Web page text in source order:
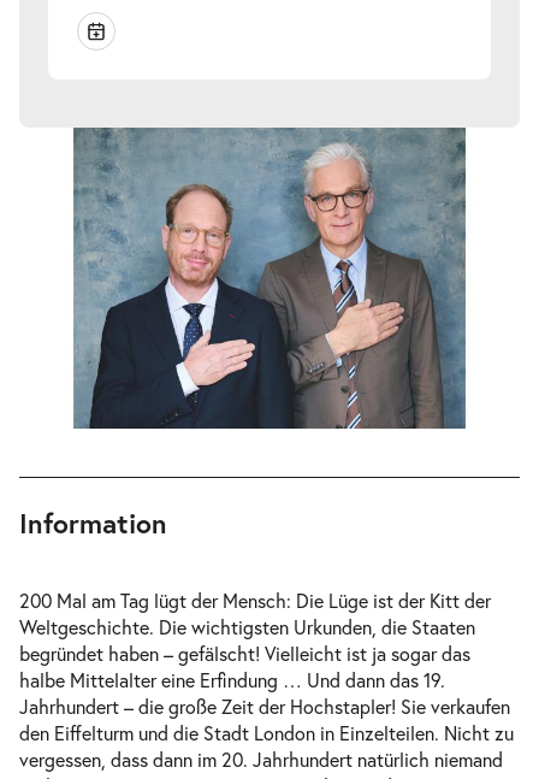
Information
200 Mal am Tag lügt der Mensch: Die Lüge ist der Kitt der
Weltgeschichte. Die wichtigsten Urkunden, die Staaten
begründet haben – gefälscht! Vielleicht ist ja sogar das
halbe Mittelalter eine Erfindung … Und dann das 19.
Jahrhundert – die große Zeit der Hochstapler! Sie verkaufen
den Eiffelturm und die Stadt London in Einzelteilen. Nicht zu
vergessen, dass dann im 20. Jahrhundert natürlich niemand